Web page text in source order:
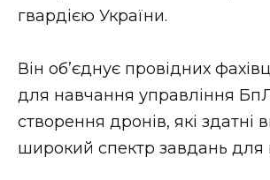
Втрачений Ужгород
ЗАКАРПАТСЬКІ НОВИНИ
гвардією України.
Він об’єднує провідних
для навчання управління
створення дронів, які здатні
широкий спектр завдань